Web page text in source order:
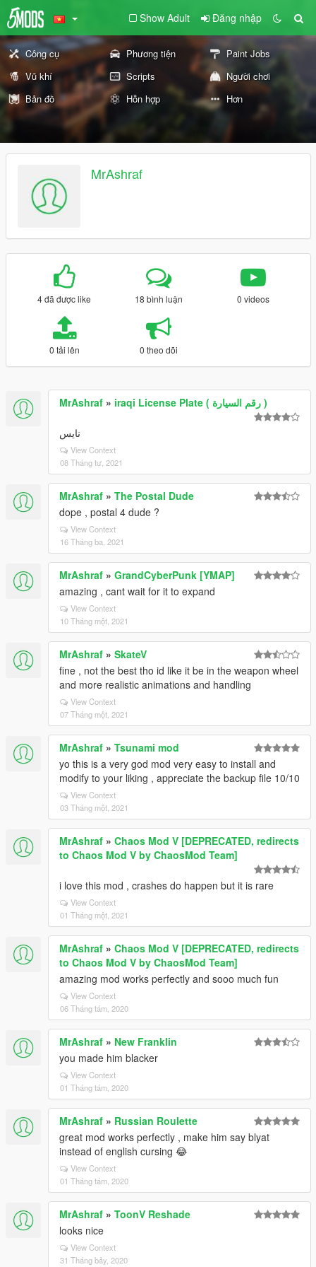
Show Adult Đăng nhập
Công cụ Phương tiện
Paint Jobs
Vũ khí
Scripts
Người chơi
Bản đồ
Hỗn hợp Hơn
MrAshraf
4 đã được like 18 bình luận 0 videos
0 tải lên 0 theo dõi
MrAshraf » iraqi License Plate ( رقم السيارة )
نايس
View Context
08 Tháng tư, 2021
MrAshraf » The Postal Dude
dope , postal 4 dude ?
View Context
16 Tháng ba, 2021
MrAshraf » GrandCyberPunk [YMAP]
amazing , cant wait for it to expand
View Context
10 Tháng một, 2021
MrAshraf » SkateV
fine , not the best tho id like it be in the weapon wheel
and more realistic animations and handling
View Context
07 Tháng một, 2021
MrAshraf » Tsunami mod
yo this is a very god mod very easy to install and
modify to your liking , appreciate the backup file 10/10
View Context
03 Tháng một, 2021
MrAshraf » Chaos Mod V [DEPRECATED, redirects
to Chaos Mod V by ChaosMod Team]
i love this mod , crashes do happen but it is rare
View Context
01 Tháng một, 2021
MrAshraf » Chaos Mod V [DEPRECATED, redirects
to Chaos Mod V by ChaosMod Team]
amazing mod works perfectly and sooo much fun
View Context
06 Tháng tám, 2020
MrAshraf » New Franklin
you made him blacker
View Context
01 Tháng tám, 2020
MrAshraf » Russian Roulette
great mod works perfectly , make him say blyat
instead of english cursing 😂
View Context
01 Tháng tám, 2020
MrAshraf » ToonV Reshade
looks nice
View Context
31 Tháng bảy, 2020